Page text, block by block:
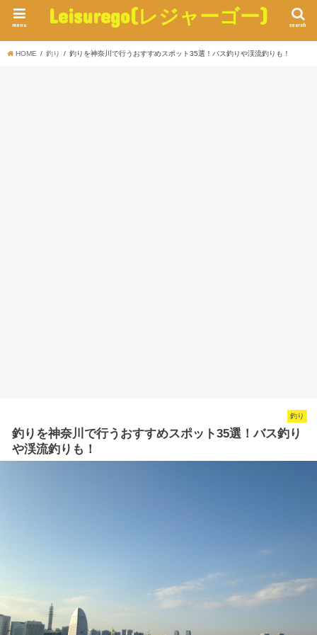
Leisurego(レジャーゴー) search
menu
HOME 釣り 釣りを神奈川で行うおすすめスポット35選！バス釣りや渓流釣りも！
釣り
釣りを神奈川で行うおすすめスポット35選！バス釣り
や渓流釣りも！